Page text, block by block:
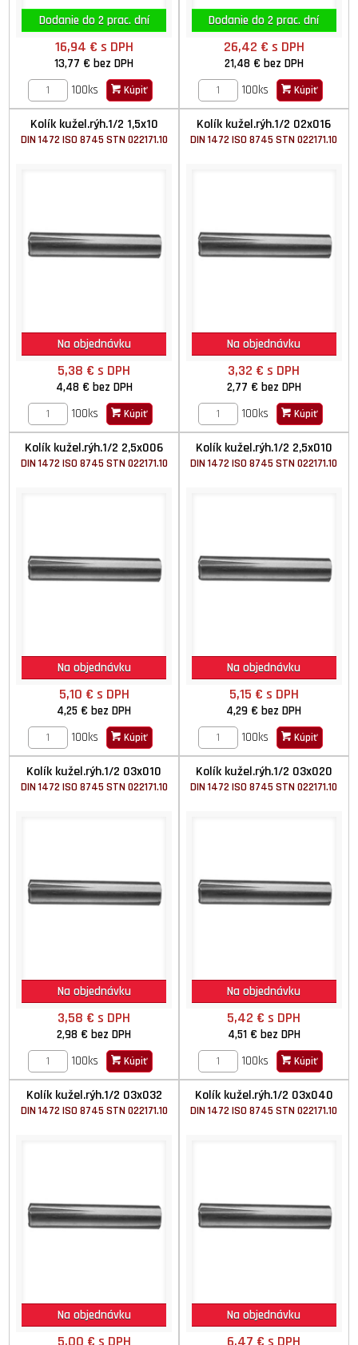
Dodanie do 2 prac. dní
16,94 € s DPH
13,77 €bez DPH
100ks
Kúpiť
Dodanie do 2 prac. dní
26,42 € s DPH
21,48 € bez DPH
100ks
Kúpiť
Kolík kužel.rýh.1/2 1,5x10
DIN 1472 ISO 8745 STN 022171.10
Na objednávku
5,38 €s DPH
4,48 € bez DPH
100ks
Kúpiť
Kolík kužel.rýh.1/2 02x016
DIN 1472 ISO 8745 STN 022171.10
Na objednávku
3,32 €s DPH
2,77 € bez DPH
100ks
Kúpiť
Kolík kužel.rýh.1/2 2,5x006
DIN 1472 ISO 8745 STN 022171.10
Na objednávku
5,10 € s DPH
4,25 €bez DPH
100ks
Kúpiť
Kolík kužel.rýh.1/2 2,5x010
DIN 1472 ISO 8745 STN 022171.10
Na objednávku
5,15 € s DPH
4,29 €bez DPH
100ks
Kúpiť
Kolík kužel.rýh.1/2 03x010
DIN 1472 ISO 8745 STN 022171.10
Na objednávku
3,58 €s DPH
2,98 €bez DPH
100ks
Kúpiť
Kolík kužel.rýh.1/2 03x020
DIN 1472 ISO 8745 STN 022171.10
Na objednávku
5,42 €s DPH
4,51 € bez DPH
100ks
Kúpiť
Kolík kužel.rýh.1/2 03x032
DIN 1472 ISO 8745 STN 022171.10
Na objednávku
Kolík kužel.rýh.1/2 03x040
DIN 1472 ISO 8745 STN 022171.10
Na objednávku